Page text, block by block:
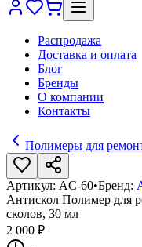
Распродажа
Доставка и оплата
Блог
Бренды
О компании
Контакты
Полимеры для
Артикул: AC-60•Бренд:
Антискол Полимер для
сколов, 30 мл
2 000 ₽